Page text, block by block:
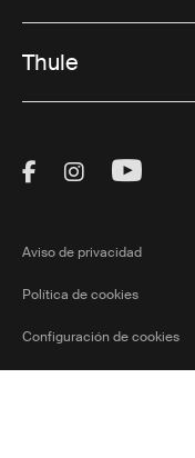
Thule
Visit Thule on
Visit Thule
Visit
Aviso de privacidad
Política de cookies
Configuración de cookies